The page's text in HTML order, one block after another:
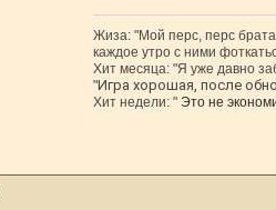
Жиза: "Мой перс, перс
каждое утро с ними
Хит месяца: "Я уже давно
"Игра хорошая, после
Хит недели: " Это не